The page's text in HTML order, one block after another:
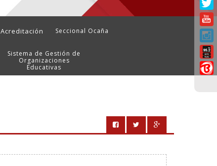
Acreditación Seccional Ocaña
Sistema de Gestión de
Organizaciones
Educativas